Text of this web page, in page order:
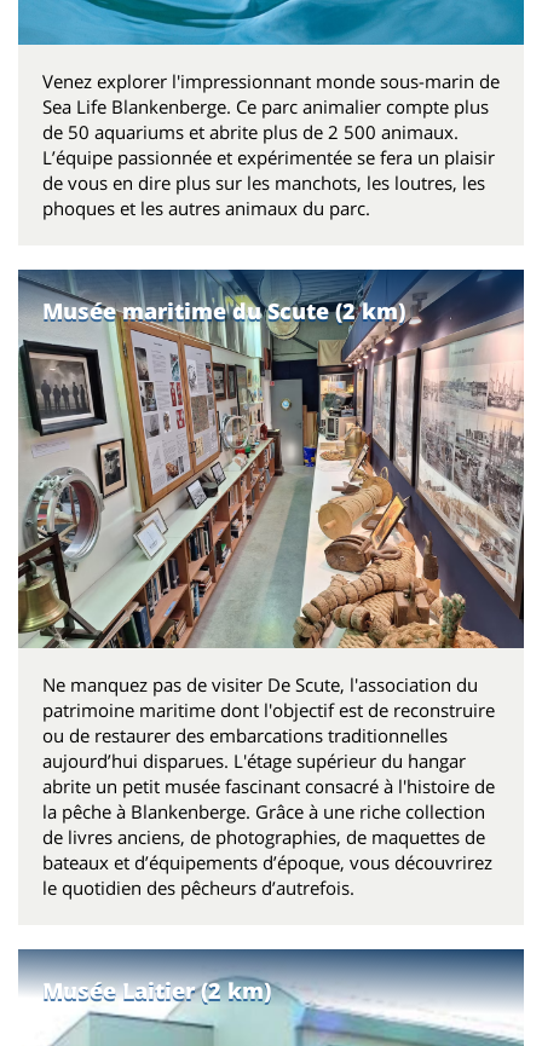
Venez explorer l'impressionnant monde sous-marin de
Sea Life Blankenberge. Ce parc animalier compte plus
de 50 aquariums et abrite plus de 2 500 animaux.
L’équipe passionnée et expérimentée se fera un plaisir
de vous en dire plus sur les manchots, les loutres, les
phoques et les autres animaux du parc.
Musée maritime du Scute (2 km)
Ne manquez pas de visiter De Scute, l'association du
patrimoine maritime dont l'objectif est de reconstruire
ou de restaurer des embarcations traditionnelles
aujourd’hui disparues. L'étage supérieur du hangar
abrite un petit musée fascinant consacré à l'histoire de
la pêche à Blankenberge. Grâce à une riche collection
de livres anciens, de photographies, de maquettes de
bateaux et d’équipements d’époque, vous découvrirez
le quotidien des pêcheurs d’autrefois.
Musée Laitier (2 km)